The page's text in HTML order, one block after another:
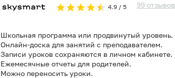
4.9 / 5 99 отзывов
Школьная программа или продвинутый уровень.
Онлайн-доска для занятий с преподавателем.
Записи уроков сохраняются в личном кабинете.
Ежемесячные отчеты для родителей.
Можно переносить уроки.